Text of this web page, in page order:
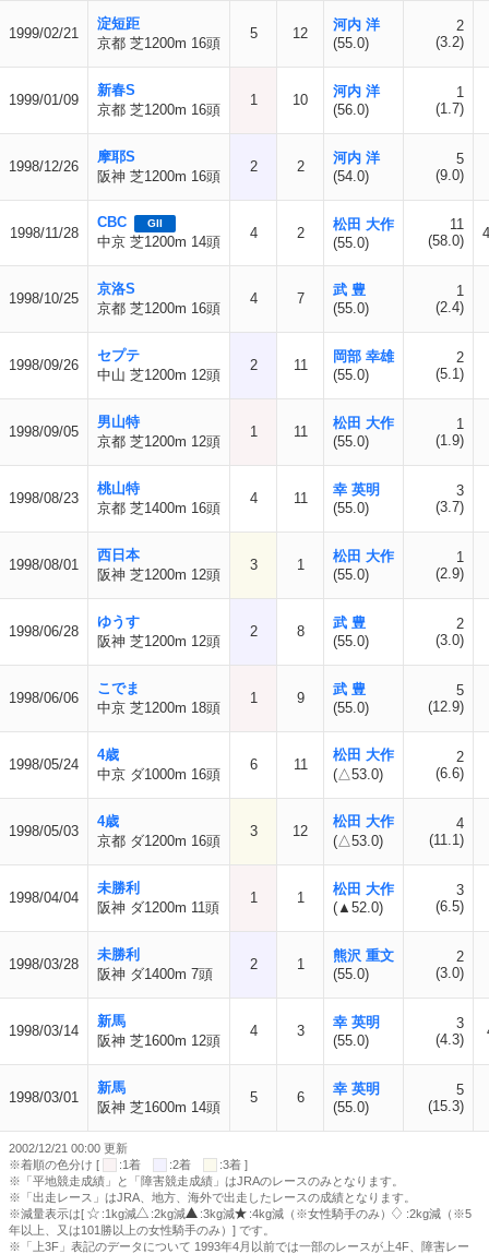
1999/02/21
淀短距
京都 芝1200m 16頭
5 12
河内 洋
(55.0)
2
(3.2)
1999/01/09
新春S
京都 芝1200m 16頭
1 10
河内 洋
(56.0)
1
(1.7)
1998/12/26
摩耶S
阪神 芝1200m 16頭
2 2
河内 洋
(54.0)
5
(9.0)
1998/11/28
CBC GII
中京 芝1200m 14頭
4 2
松田 大作
(55.0)
11
(58.0)
1998/10/25
京洛S
京都 芝1200m 16頭
4 7
武 豊
(55.0)
1
(2.4)
1998/09/26
セプテ
中山 芝1200m 12頭
2 11
岡部 幸雄
(55.0)
2
(5.1)
1998/09/05
男山特
京都 芝1200m 12頭
1 11
松田 大作
(55.0)
1
(1.9)
1998/08/23
桃山特
京都 芝1400m 16頭
4 11
幸 英明
(55.0)
3
(3.7)
1998/08/01
西日本
阪神 芝1200m 12頭
3 1
松田 大作
(55.0)
1
(2.9)
1998/06/28
ゆうす
阪神 芝1200m 12頭
2 8
武 豊
(55.0)
2
(3.0)
1998/06/06
こでま
中京 芝1200m 18頭
1 9
武 豊
(55.0)
5
(12.9)
1998/05/24
4歳
中京 ダ1000m 16頭
6 11
松田 大作
(△53.0)
2
(6.6)
1998/05/03
4歳
京都 ダ1200m 16頭
3 12
松田 大作
(△53.0)
4
(11.1)
1998/04/04
未勝利
阪神 ダ1200m 11頭
1 1
松田 大作
(▲52.0)
3
(6.5)
1998/03/28
未勝利
阪神 ダ1400m 7頭
2 1
熊沢 重文
(55.0)
2
(3.0)
1998/03/14
新馬
阪神 芝1600m 12頭
4 3
幸 英明
(55.0)
3
(4.3)
1998/03/01
新馬
阪神 芝1600m 14頭
5 6
幸 英明
(55.0)
5
(15.3)
2002/12/21 00:00 更新
※着順の色分け [
:1着 :2着
:3着 ]
※「平地競走成績」と「障害競走成績」はJRAのレースのみとなります。
※「出走レース」はJRA、地方、海外で出走したレースの成績となります。
※減量表示は[
:1kg減 :2kg減 :3kg減 :4kg減（※女性騎手のみ）
:2kg減（※5
年以上、又は101勝以上の女性騎手のみ）] です。
※「上3F」表記のデータについて 1993年4月以前では一部のレースが上4F、障害レー